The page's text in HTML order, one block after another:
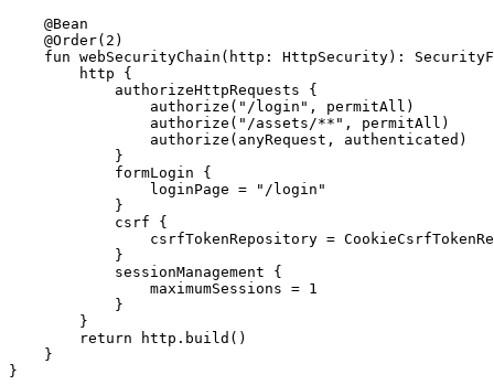
    @Bean
    @Order(2)
fun webSecurityChain(http: HttpSecurity):
        http {
            authorizeHttpRequests {
                authorize("/login", permitAll)
                authorize("/assets/**", permitAll)
                authorize(anyRequest, authenticated)
            }
            formLogin {
                loginPage = "/login"
            }
            csrf {
csrfTokenRepository =
            }
            sessionManagement {
                maximumSessions = 1
            }
        }
        return http.build()
    }